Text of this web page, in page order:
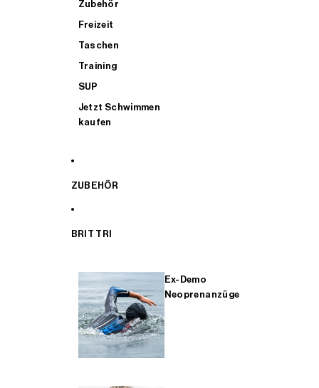
Zubehör
Freizeit
Taschen
Training
SUP
Jetzt Schwimmen
kaufen
ZUBEHÖR
BRIT TRI
Ex-Demo
Neoprenanzüge